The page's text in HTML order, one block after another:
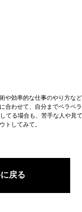
効率的な仕事のやり方な
わせて、自分までペラペ
る場合も、苦手な人や見
トしてみて。
戻る